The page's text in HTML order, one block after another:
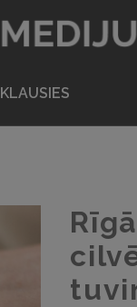
KLAUSIES